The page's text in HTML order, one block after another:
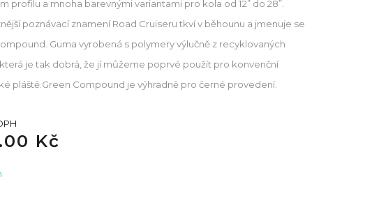
profilu a mnoha barevnými variantami pro kola od 12” do 28”.
poznávací znamení Road Cruiseru tkví v běhounu a jmenuje se
Guma vyrobená s polymery výlučně z recyklovaných
je tak dobrá, že jí můžeme poprvé použít pro konvenční
pláště.Green Compound je výhradně pro černé provedení.
Kč